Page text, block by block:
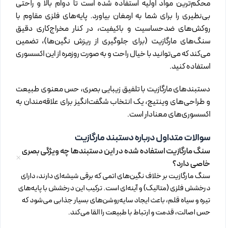
محکم‌ترین مواد اولیه استفاده شده است تا دوام بالا و راحتی
بی‌نظیری را برای شما به ارمغان بیاورد. پایه‌های فلزی مقاوم با
روکش‌های ضدحساسیت و باکیفیت، در کنار مخراج‌کاری دقیق
سنگ‌های مارگازیت (برای جلوگیری از ریزش نگین‌ها)، تضمین
می‌کند که می‌توانید با خیال راحت و به صورت روزمره از این اکسسوری
استفاده کنید.
دستبندهای مارگازیت با تلفیق زیبایی بصری، حس معنوی طبیعت
و طراحی‌های وینتیج، یک انتخاب شگفت‌انگیز برای علاقه‌مندان به
اکسسوری‌های معنادار است.
سوالات متداول درباره دستبند مارگازیت
سنگ مارگازیت استفاده شده در این دستبندها چه ویژگی بصری
خاصی دارد؟
سنگ مارگازیت بر خلاف نگین‌های اتمی که برقی شیشه‌ای دارند، دارای
درخشش فلزی (متالیک) و آینه‌ای است. ترکیب این درخشش با پایه‌های
تیره و سیاه قلم، باعث ایجاد سایه‌روشن‌های بسیار جذابی می‌شود که
حس اصالت، قدمت و ارتباط با طبیعت را القا می‌کند.